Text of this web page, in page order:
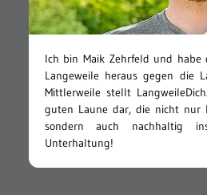
Ich bin Maik Zehrfeld und habe
Langeweile heraus gegen die
Mittlerweile stellt
guten Laune dar, die nicht nur
sondern auch nachhaltig
Unterhaltung!